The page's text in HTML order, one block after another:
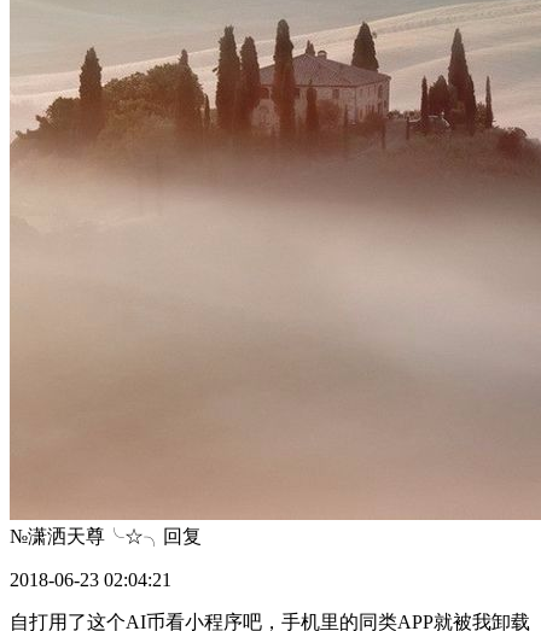
№潇洒天尊╰☆╮ 回复
2018-06-23 02:04:21
自打用了这个AI币看小程序吧，手机里的同类APP就被我卸载